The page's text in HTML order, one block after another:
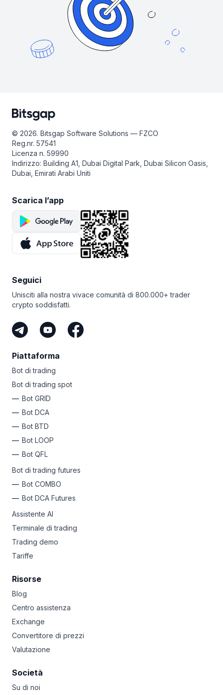
© 2026. Bitsgap Software Solutions — FZCO
Reg.nr. 57541
Licenza n. 59990
Indirizzo: Building A1, Dubai Digital Park, Dubai Silicon Oasis,
Dubai, Emirati Arabi Uniti
Scarica l’app
Seguici
Unisciti alla nostra vivace comunità di 800.000+ trader
crypto soddisfatti.
Piattaforma
Bot di trading
Bot di trading spot
Bot GRID
Bot DCA
Bot BTD
Bot LOOP
Bot QFL
Bot di trading futures
Bot COMBO
Bot DCA Futures
Assistente AI
Terminale di trading
Trading demo
Tariffe
Risorse
Blog
Centro assistenza
Exchange
Convertitore di prezzi
Valutazione
Società
Su di noi